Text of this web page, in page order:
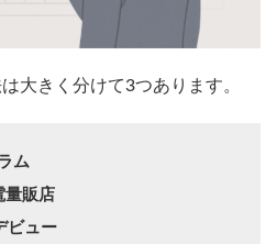
大きく分けて3つあります。
ム
量販店
ビュー